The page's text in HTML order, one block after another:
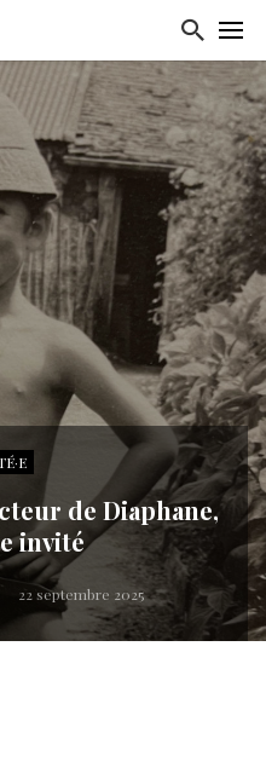
de Diaphane,
invité
22 septembre 2025